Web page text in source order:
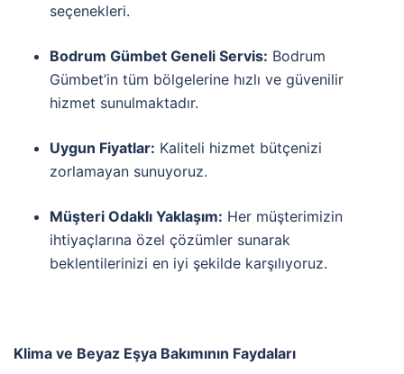
seçenekleri.
Bodrum Gümbet Geneli Servis: Bodrum
Gümbet’in tüm bölgelerine hızlı ve güvenilir
hizmet sunulmaktadır.
Uygun Fiyatlar: Kaliteli hizmet bütçenizi
zorlamayan sunuyoruz.
Müşteri Odaklı Yaklaşım: Her müşterimizin
ihtiyaçlarına özel çözümler sunarak
beklentilerinizi en iyi şekilde karşılıyoruz.
Klima ve Beyaz Eşya Bakımının Faydaları